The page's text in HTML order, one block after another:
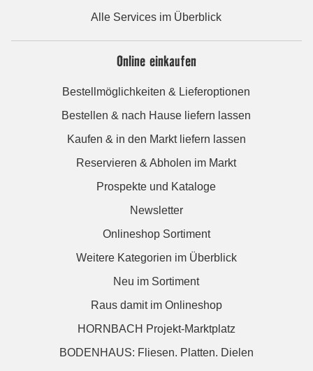
Alle Services im Überblick
Online einkaufen
Bestellmöglichkeiten & Lieferoptionen
Bestellen & nach Hause liefern lassen
Kaufen & in den Markt liefern lassen
Reservieren & Abholen im Markt
Prospekte und Kataloge
Newsletter
Onlineshop Sortiment
Weitere Kategorien im Überblick
Neu im Sortiment
Raus damit im Onlineshop
HORNBACH Projekt-Marktplatz
BODENHAUS: Fliesen. Platten. Dielen